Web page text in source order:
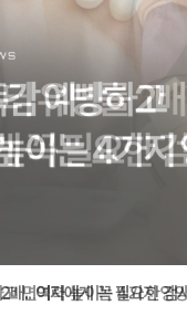
고 면역력 높이는 4가지 영